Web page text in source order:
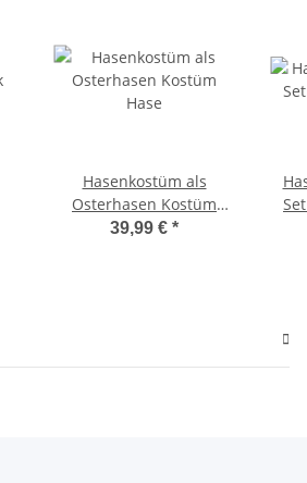
Hasenkostüm als
Osterhasen Kostüm
Hase
39,99 € *